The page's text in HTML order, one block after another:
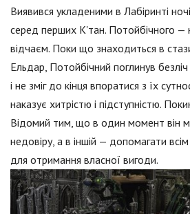
Виявився укладеними в Лабіринті
серед перших К'тан. Потойбічного —
відчаєм. Поки що знаходиться в
Ельдар, Потойбічний поглинув
і не зміг до кінця впоратися з їх
наказує хитрістю і підступністю.
Відомий тим, що в один момент він
недовіру, а в іншій — допомагати
для отримання власної вигоди.